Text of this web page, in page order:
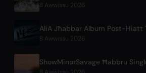
8 Awwissu 2026
8 Awwissu 2026